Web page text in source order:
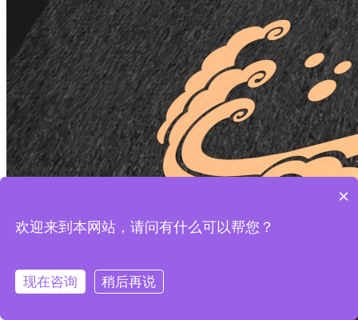
×
欢迎来到本网站，请问有什么可以帮您？
现在咨询 稍后再说